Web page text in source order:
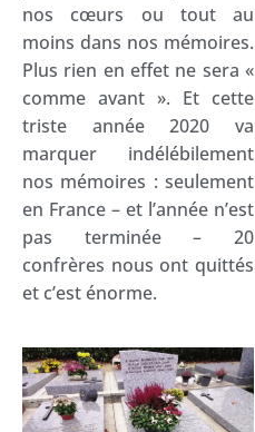
nos cœurs ou tout au
moins dans nos mémoires.
Plus rien en effet ne sera «
comme avant ». Et cette
triste année 2020 va
marquer indélébilement
nos mémoires : seulement
en France – et l’année n’est
pas terminée – 20
confrères nous ont quittés
et c’est énorme.